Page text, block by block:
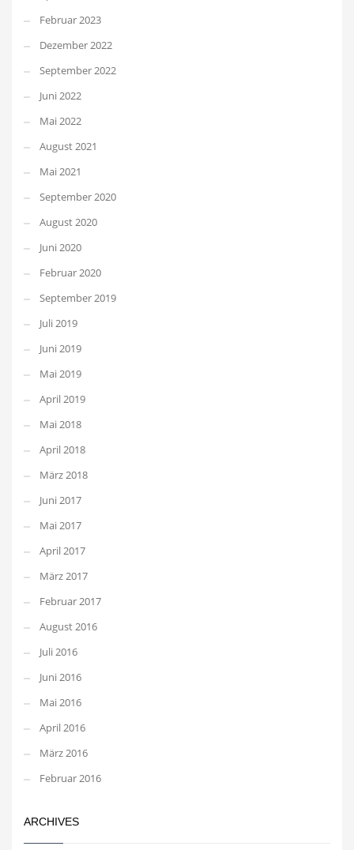
Februar 2023
Dezember 2022
September 2022
Juni 2022
Mai 2022
August 2021
Mai 2021
September 2020
August 2020
Juni 2020
Februar 2020
September 2019
Juli 2019
Juni 2019
Mai 2019
April 2019
Mai 2018
April 2018
März 2018
Juni 2017
Mai 2017
April 2017
März 2017
Februar 2017
August 2016
Juli 2016
Juni 2016
Mai 2016
April 2016
März 2016
Februar 2016
ARCHIVES